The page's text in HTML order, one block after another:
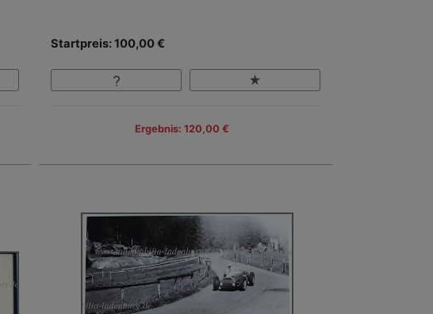
Startpreis: 100,00 €
Ergebnis: 120,00 €